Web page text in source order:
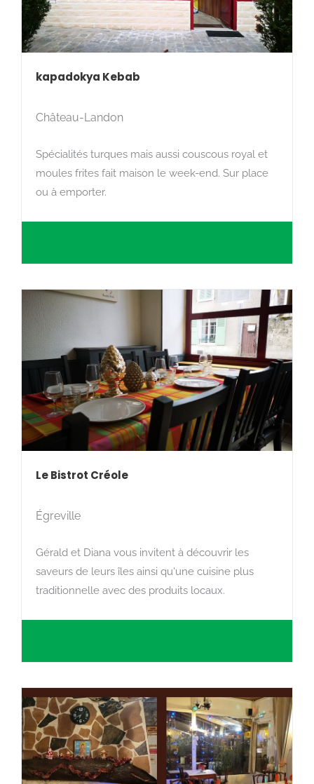
Rechercher
kapadokya Kebab
Château-Landon
Spécialités turques mais aussi couscous royal et
moules frites fait maison le week-end. Sur place
ou à emporter.
Le Bistrot Créole
Égreville
Gérald et Diana vous invitent à découvrir les
saveurs de leurs îles ainsi qu'une cuisine plus
traditionnelle avec des produits locaux.